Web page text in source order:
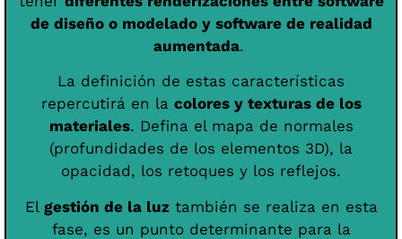
de diseño o modelado y software de realidad
aumentada.
La definición de estas características
repercutirá en la colores y texturas de los
materiales. Defina el mapa de normales
(profundidades de los elementos 3D), la
opacidad, los retoques y los reflejos.
El gestión de la luztambién se realiza en esta
fase, es un punto determinante para la